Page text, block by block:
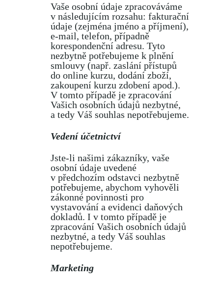
Vaše osobní údaje zpracováváme
v následujícím rozsahu: fakturační
údaje (zejména jméno a příjmení),
e-mail, telefon, případně
korespondenční adresu. Tyto
nezbytně potřebujeme k plnění
smlouvy (např. zaslání přístupů
do online kurzu, dodání zboží,
zakoupení kurzu zdobení apod.).
V tomto případě je zpracování
Vašich osobních údajů nezbytné,
a tedy Váš souhlas nepotřebujeme.
Vedení účetnictví
Jste-li našimi zákazníky, vaše
osobní údaje uvedené
v předchozím odstavci nezbytně
potřebujeme, abychom vyhověli
zákonné povinnosti pro
vystavování a evidenci daňových
dokladů. I v tomto případě je
zpracování Vašich osobních údajů
nezbytné, a tedy Váš souhlas
nepotřebujeme.
Marketing